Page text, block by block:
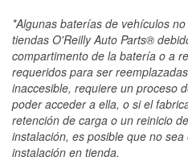
*Algunas baterías de vehículos
tiendas O'Reilly Auto Parts®
compartimento de la batería o a
requeridos para ser
inaccesible, requiere un proceso
poder acceder a ella, o si el
retención de carga o un reinicio
instalación, es posible que no
instalación en tienda.